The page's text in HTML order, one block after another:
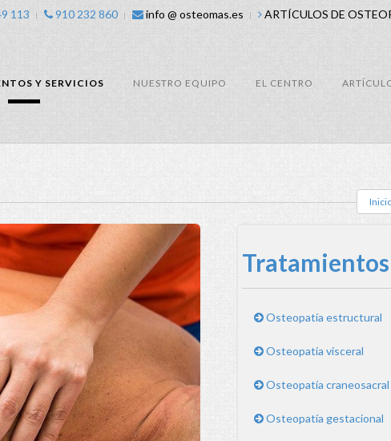
113 910 232 860 info @ osteomas.es ARTÍCULOS DE
Y SERVICIOS NUESTRO EQUIPO EL CENTRO
Tratamientos
Osteopatía estructural
Osteopatía visceral
Osteopatía craneosacral
Osteopatía gestacional